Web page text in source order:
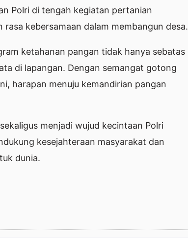
Polri di tengah kegiatan pertanian
kebersamaan dalam membangun desa.
ketahanan pangan tidak hanya sebatas
di lapangan. Dengan semangat gotong
harapan menuju kemandirian pangan
menjadi wujud kecintaan Polri
kesejahteraan masyarakat dan
dunia.